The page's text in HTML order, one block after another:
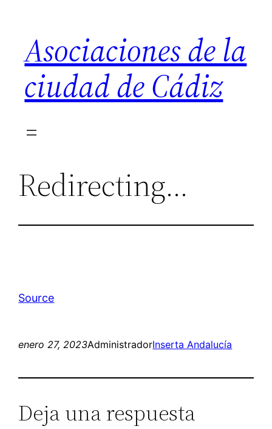
contenido
Asociaciones de la
ciudad de Cádiz
Redirecting…
Source
enero 27, 2023AdministradorInserta Andalucía
Deja una respuesta